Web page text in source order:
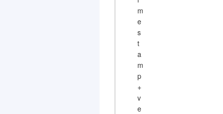
m
e
s
t
a
m
p
+
v
e